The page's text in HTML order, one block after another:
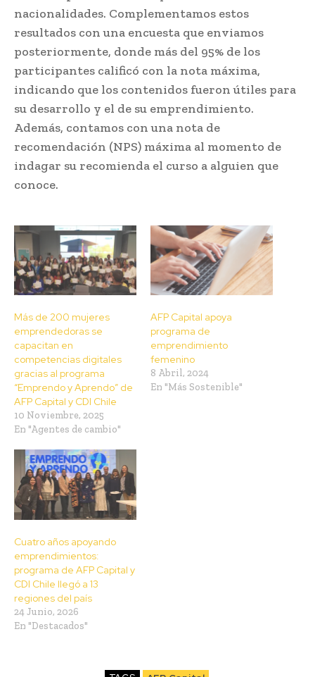
nacionalidades. Complementamos estos
resultados con una encuesta que enviamos
posteriormente, donde más del 95% de los
participantes calificó con la nota máxima,
indicando que los contenidos fueron útiles para
su desarrollo y el de su emprendimiento.
Además, contamos con una nota de
recomendación (NPS) máxima al momento de
indagar su recomienda el curso a alguien que
conoce.
Más de 200 mujeres
emprendedoras se
capacitan en
competencias digitales
gracias al programa
“Emprendo y Aprendo” de
AFP Capital y CDI Chile
10 Noviembre, 2025
En "Agentes de cambio"
AFP Capital apoya
programa de
emprendimiento
femenino
8 Abril, 2024
En "Más Sostenible"
Cuatro años apoyando
emprendimientos:
programa de AFP Capital y
CDI Chile llegó a 13
regiones del país
24 Junio, 2026
En "Destacados"